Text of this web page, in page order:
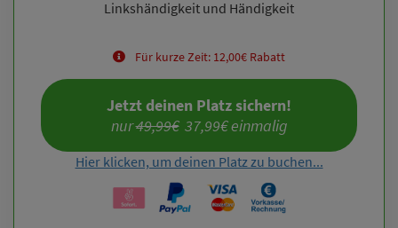
Linkshändigkeit und Händigkeit
Für kurze Zeit: 12,00€ Rabatt
Jetzt deinen Platz sichern!
nur 49,99€
  37,99€ einmalig
Hier klicken, um deinen Platz zu buchen...